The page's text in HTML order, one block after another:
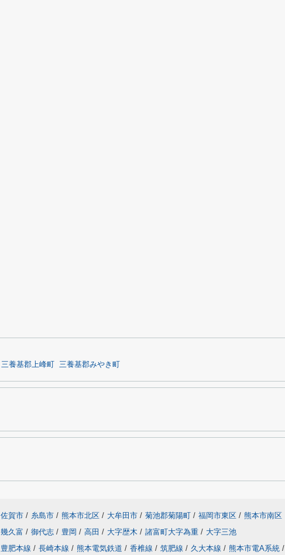
三養基郡上峰町 三養基郡みやき町
佐賀市 / 糸島市 / 熊本市北区 / 大牟田市 / 菊池郡菊陽町 / 福岡市東区 / 熊本市南区
幾久富 / 御代志 / 豊岡 / 高田 / 大字歴木 / 諸富町大字為重 / 大字三池
豊肥本線 / 長崎本線 / 熊本電気鉄道 / 香椎線 / 筑肥線 / 久大本線 / 熊本市電A系統 /